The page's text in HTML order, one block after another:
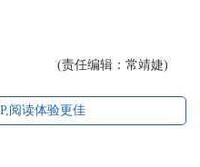
(责任编辑：常靖婕)
阅读体验更佳